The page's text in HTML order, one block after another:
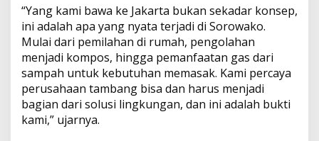
“Yang kami bawa ke Jakarta bukan sekadar konsep,
ini adalah apa yang nyata terjadi di Sorowako.
Mulai dari pemilahan di rumah, pengolahan
menjadi kompos, hingga pemanfaatan gas dari
sampah untuk kebutuhan memasak. Kami percaya
perusahaan tambang bisa dan harus menjadi
bagian dari solusi lingkungan, dan ini adalah bukti
kami,” ujarnya.